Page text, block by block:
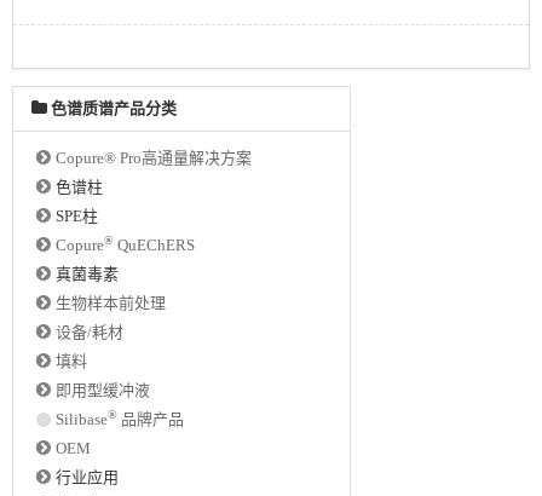
色谱质谱产品分类
Copure® Pro高通量解决方案
色谱柱
SPE柱
Copure® QuEChERS
真菌毒素
生物样本前处理
设备/耗材
填料
即用型缓冲液
Silibase® 品牌产品
OEM
行业应用